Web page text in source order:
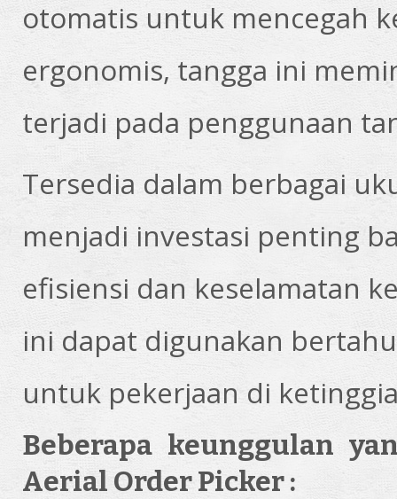
otomatis untuk mencegah
ergonomis, tangga ini
terjadi pada penggunaan
Tersedia dalam berbagai
menjadi investasi penting
efisiensi dan keselamatan
ini dapat digunakan
untuk pekerjaan di
Beberapa keunggulan
Aerial Order Picker :